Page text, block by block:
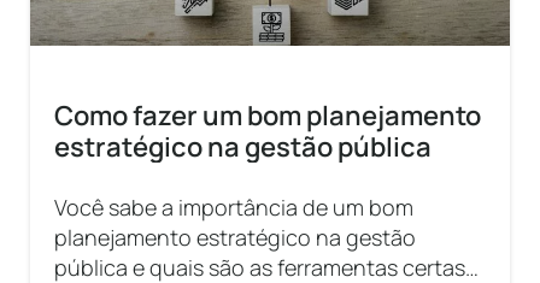
Como fazer um bom planejamento
estratégico na gestão pública
Você sabe a importância de um bom
planejamento estratégico na gestão
pública e quais são as ferramentas certas